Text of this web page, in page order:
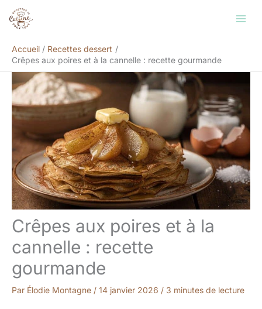
Accueil
Recettes dessert
Crêpes aux poires et à la cannelle : recette gourmande
Crêpes aux poires et à la
cannelle : recette
gourmande
Par Élodie Montagne / 14 janvier 2026 / 3 minutes de lecture
Rechercher